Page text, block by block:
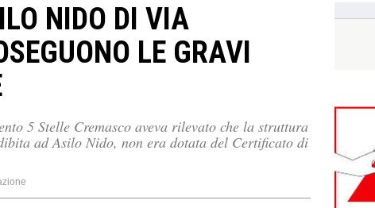
NIDO DI VIA
LE GRAVI
5 Stelle Cremasco aveva rilevato che la struttura
ad Asilo Nido, non era dotata del Certificato di